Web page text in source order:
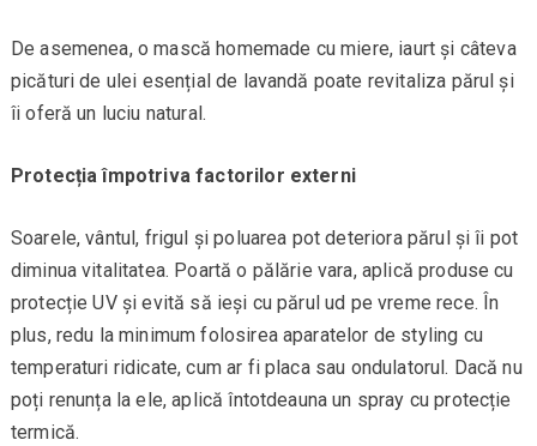
De asemenea, o mască homemade cu miere, iaurt și câteva
picături de ulei esențial de lavandă poate revitaliza părul și
îi oferă un luciu natural.
Protecția împotriva factorilor externi
Soarele, vântul, frigul și poluarea pot deteriora părul și îi pot
diminua vitalitatea. Poartă o pălărie vara, aplică produse cu
protecție UV și evită să ieși cu părul ud pe vreme rece. În
plus, redu la minimum folosirea aparatelor de styling cu
temperaturi ridicate, cum ar fi placa sau ondulatorul. Dacă nu
poți renunța la ele, aplică întotdeauna un spray cu protecție
termică.